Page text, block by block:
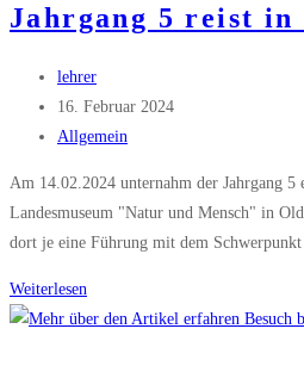
Jahrgang 5 reist in
Beitrags-
Autor:
lehrer
Beitrag
veröffentlicht:
16. Februar 2024
Beitrags-
Allgemein
Am 14.02.2024 unternahm der Jahrgang 5
Landesmuseum "Natur und Mensch" in
dort je eine Führung mit dem
Weiterlesen
5